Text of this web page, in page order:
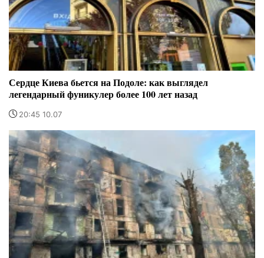
Сердце Киева бьется на Подоле: как выглядел
легендарный фуникулер более 100 лет назад
20:45 10.07